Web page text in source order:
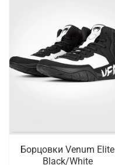
Борцовки Venum Elite
Black/White